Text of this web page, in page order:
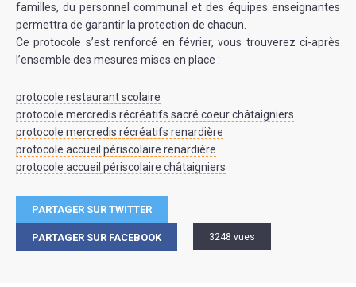
familles, du personnel communal et des équipes enseignantes
permettra de garantir la protection de chacun.
Ce protocole s’est renforcé en février, vous trouverez ci-après
l’ensemble des mesures mises en place :
protocole restaurant scolaire
protocole mercredis récréatifs sacré coeur châtaigniers
protocole mercredis récréatifs renardière
protocole accueil périscolaire renardière
protocole accueil périscolaire châtaigniers
PARTAGER SUR TWITTER
PARTAGER SUR FACEBOOK 3248 vues